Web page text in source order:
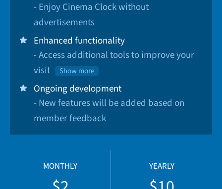
- Enjoy Cinema Clock without
advertisements
Enhanced functionality
- Access additional tools to improve your
visit
Show more
Ongoing development
- New features will be added based on
member feedback
MONTHLY YEARLY